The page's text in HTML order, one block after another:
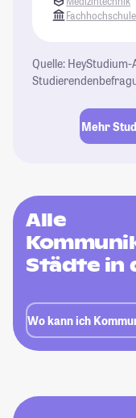
Quelle:
Mehr
Alle
Städte in
Wo kann ich